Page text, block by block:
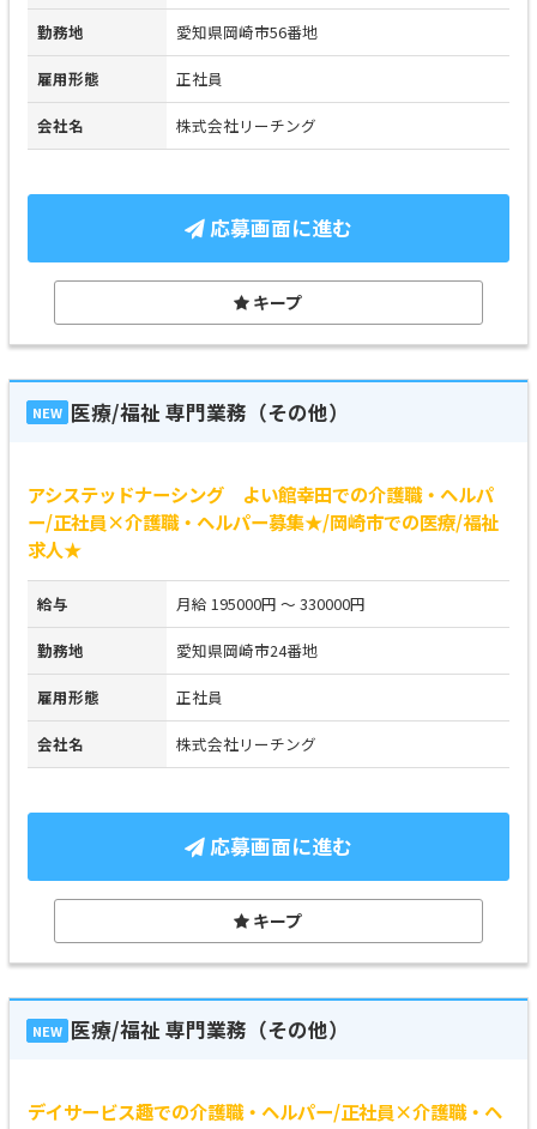
勤務地 愛知県岡崎市56番地
雇用形態 正社員
会社名 株式会社リーチング
応募画面に進む
キープ
NEW 医療/福祉 専門業務（その他）
アシステッドナーシング よい館幸田での介護職・ヘルパ
ー/正社員×介護職・ヘルパー募集★/岡崎市での医療/福祉
求人★
給与 月給 195000円 ～ 330000円
勤務地 愛知県岡崎市24番地
雇用形態 正社員
会社名 株式会社リーチング
応募画面に進む
キープ
NEW 医療/福祉 専門業務（その他）
デイサービス趣での介護職・ヘルパー/正社員×介護職・ヘ